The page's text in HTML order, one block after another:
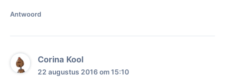
Antwoord
Corina Kool
22 augustus 2016 om 15:10